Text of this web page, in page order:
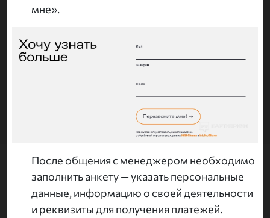
мне».
После общения с менеджером необходимо
заполнить анкету — указать персональные
данные, информацию о своей деятельности
и реквизиты для получения платежей.